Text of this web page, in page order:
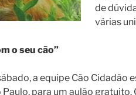
de
várias
o seu cão”
a equipe Cão Cidadão
Paulo, para um aulão